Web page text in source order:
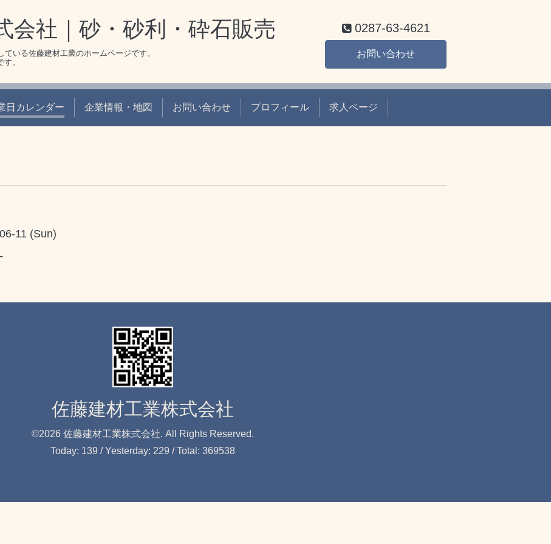
会社｜砂・砂利・砕石販売
いる佐藤建材工業のホームページです。
。
0287-63-4621
お問い合わせ
日カレンダー 企業情報・地図 お問い合わせ プロフィール 求人ページ
11 (Sun)
佐藤建材工業株式会社
©2026 佐藤建材工業株式会社. All Rights Reserved.
Today: 139 / Yesterday: 229 / Total: 369538